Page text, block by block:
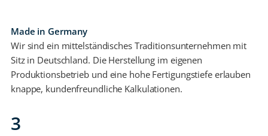
Made in Germany
Wir sind ein mittelständisches Traditionsunternehmen mit
Sitz in Deutschland. Die Herstellung im eigenen
Produktionsbetrieb und eine hohe Fertigungstiefe erlauben
knappe, kundenfreundliche Kalkulationen.
3